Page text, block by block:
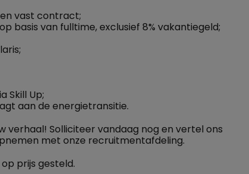
vast contract;
basis van fulltime, exclusief 8% vakantiegeld;
Skill Up;
aan de energietransitie.
verhaal! Solliciteer vandaag nog en vertel ons
met onze recruitmentafdeling.
prijs gesteld.